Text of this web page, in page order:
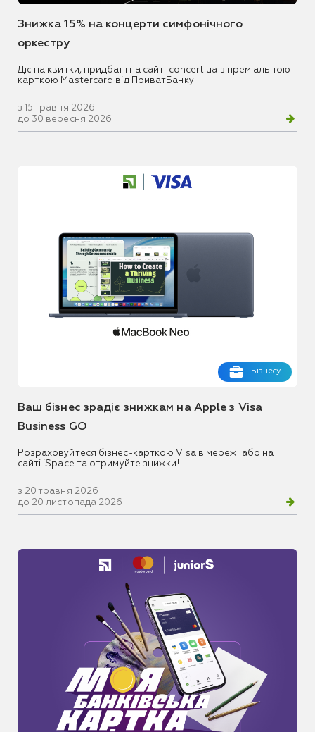
Знижка 15% на концерти симфонічного
оркестру
Діє на квитки, придбані на сайті concert.ua з преміальною
карткою Mastercard від ПриватБанку
з 15 травня 2026
до 30 вересня 2026
Бізнесу
Ваш бізнес зрадіє знижкам на Apple з Visa
Business GO
Розраховуйтеся бізнес-карткою Visa в мережі або на
сайті iSpace та отримуйте знижки!
з 20 травня 2026
до 20 листопада 2026